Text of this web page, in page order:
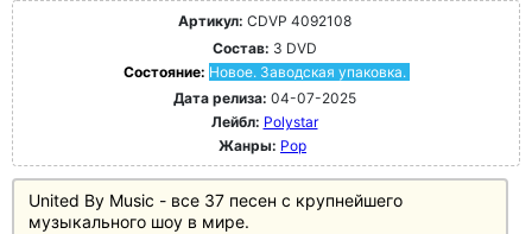
Артикул: CDVP 4092108
Состав: 3 DVD
Состояние: Новое. Заводская упаковка.
Дата релиза: 04-07-2025
Лейбл: Polystar
Жанры: Pop
United By Music - все 37 песен с крупнейшего
музыкального шоу в мире.